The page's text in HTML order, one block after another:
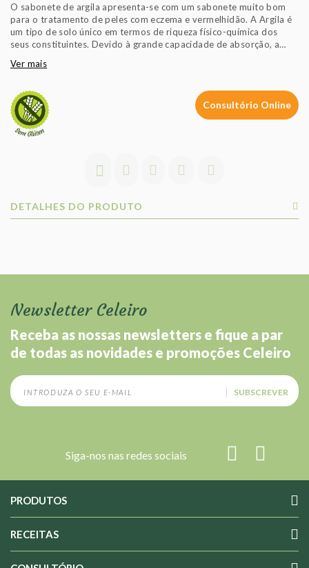
O sabonete de argila apresenta-se com um sabonete muito bom
para o tratamento de peles com eczema e vermelhidão. A Argila é
um tipo de solo único em termos de riqueza físico-química dos
seus constituintes. Devido à grande capacidade de absorção, a
A argila promove um verdadeiro reequilíbrio físico e tem uma
pele. A argila limpa profundamente os poros, nutre as células,
aumenta a permeabilidade da pele, permitindo que respire melhor,
deixando-a mais macia e clara. Actualmente, a argila tem sido
utilizado com sucesso em dermatologia no tratamento da
Ver mais
Consultório Online
DETALHES DO PRODUTO
Newsletter Celeiro
Receba as nossas newsletters e fique a par
de todas as novidades e promoções Celeiro
SUBSCREVER
Siga-nos nas redes sociais
PRODUTOS
RECEITAS